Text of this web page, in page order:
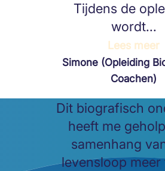
Tijdens de
wordt...
Lees meer
Simone (Opleiding
Coachen)
Dit biografisch
heeft me
samenhang
levensloop meer